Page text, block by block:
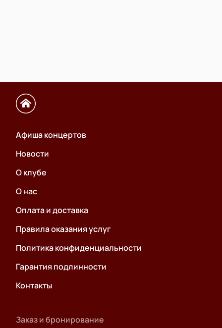
Афиша концертов
Новости
О клубе
О нас
Оплата и доставка
Правила оказания услуг
Политика конфиденциальности
Гарантия подлинности
Контакты
Заказ и бронирование